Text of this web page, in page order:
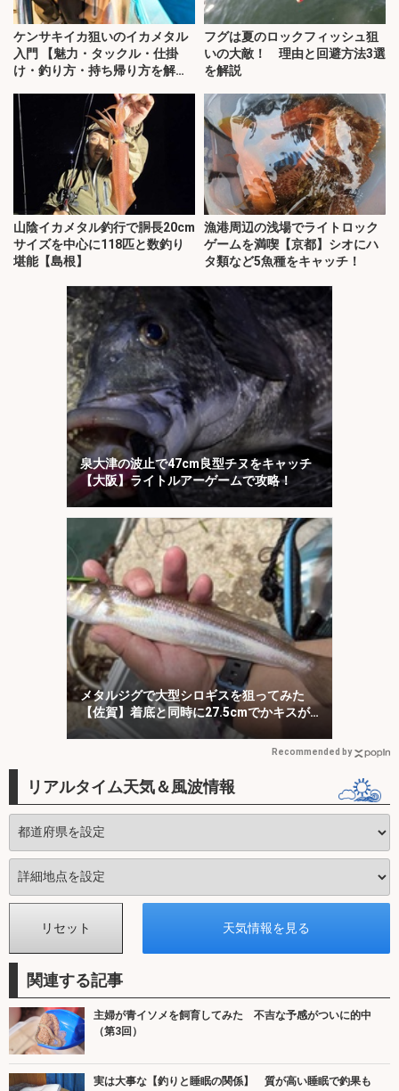
ケンサキイカ狙いのイカメタル
入門 【魅力・タックル・仕掛
け・釣り方・持ち帰り方を解
フグは夏のロックフィッシュ狙
いの大敵！ 理由と回避方法3選
を解説
山陰イカメタル釣行で胴長20cm
サイズを中心に118匹と数釣り
堪能【島根】
漁港周辺の浅場でライトロック
ゲームを満喫【京都】シオにハ
タ類など5魚種をキャッチ！
泉大津の波止で47cm良型チヌをキャッチ
【大阪】ライトルアーゲームで攻略！
メタルジグで大型シロギスを狙ってみた
【佐賀】着底と同時に27.5cmでかキスが
ヒット！
Recommended by
リアルタイム天気＆風波情報
関連する記事
主婦が青イソメを飼育してみた 不吉な予感がついに的中
（第3回）
実は大事な【釣りと睡眠の関係】 質が高い睡眠で釣果も